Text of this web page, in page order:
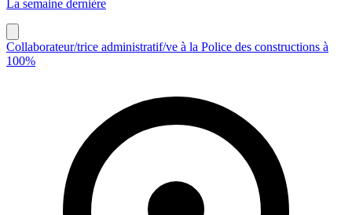
La semaine dernière
Collaborateur/trice administratif/ve à la Police des constructions à
100%